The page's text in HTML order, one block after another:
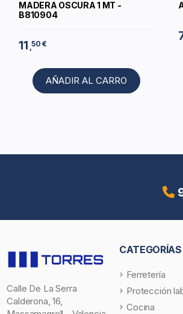
MADERA OSCURA 1 MT -
B810904
11 ,50 €
AÑADIR AL CARRO
Calle De La Serra
Calderona, 16,
CATEGORÍAS
Ferretería
Protección
Cocina